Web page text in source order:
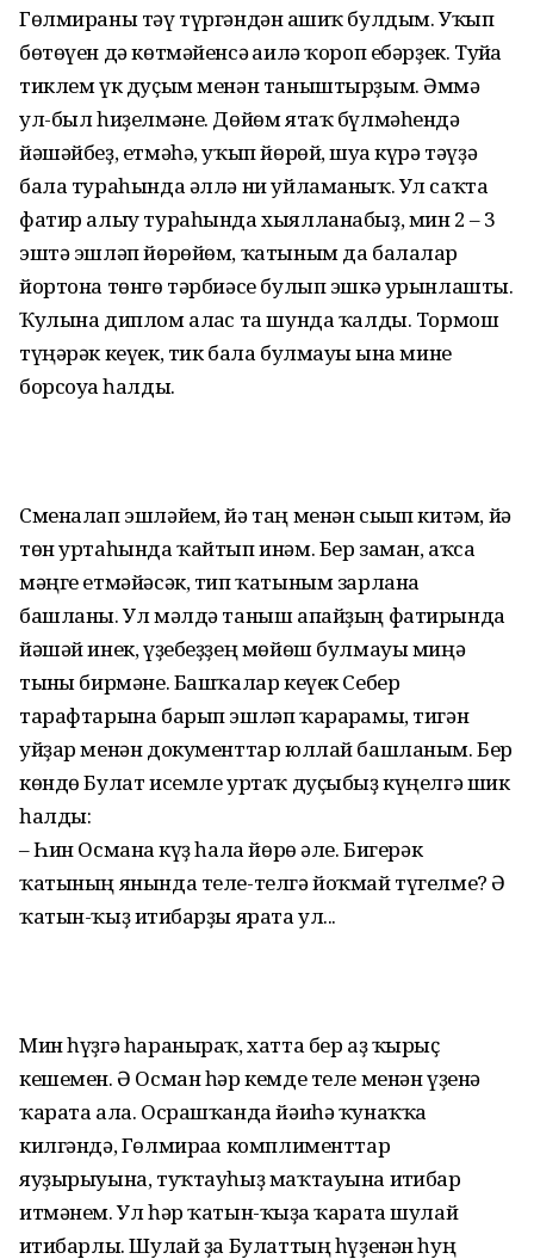
Гөлмираны тәү түргәндән ғашиҡ булдым. Уҡып
бөтөүен дә көтмәйенсә ғаилә ҡороп ебәрҙек. Туйға
тиклем үк дуҫым менән таныштырҙым. Әммә
ул-был һиҙелмәне. Дөйөм ятаҡ бүлмәһендә
йәшәйбеҙ, етмәһә, уҡып йөрөй, шуға күрә тәүҙә
бала тураһында әллә ни уйламаныҡ. Ул саҡта
фатир алыу тураһында хыялланабыҙ, мин 2 – 3
эштә эшләп йөрөйөм, ҡатыным да балалар
йортона төнгө тәрбиәсе булып эшкә урынлашты.
Ҡулына диплом алғас та шунда ҡалды. Тормош
түңәрәк кеүек, тик бала булмауы ғына мине
борсоуға һалды.
Сменалап эшләйем, йә таң менән сығып китәм, йә
төн уртаһында ҡайтып инәм. Бер заман, аҡса
мәңге етмәйәсәк, тип ҡатыным зарлана
башланы. Ул мәлдә таныш апайҙың фатирында
йәшәй инек, үҙебеҙҙең мөйөш булмауы миңә
тынғы бирмәне. Башҡалар кеүек Себер
тарафтарына барып эшләп ҡарарғамы, тигән
уйҙар менән документтар юллай башланым. Бер
көндө Булат исемле уртаҡ дуҫыбыҙ күңелгә шик
һалды:
– Һин Османға күҙ һала йөрө әле. Бигерәк
ҡатының янында теле-телгә йоҡмай түгелме? Ә
ҡатын-ҡыҙ иғтибарҙы ярата ул...
Мин һүҙгә һараныраҡ, хатта бер аҙ ҡырыҫ
кешемен. Ә Осман һәр кемде теле менән үҙенә
ҡарата ала. Осрашҡанда йәиһә ҡунаҡҡа
килгәндә, Гөлмираға комплименттар
яуҙырыуына, туҡтауһыҙ маҡтауына иғтибар
итмәнем. Ул һәр ҡатын-ҡыҙға ҡарата шулай
иғтибарлы. Шулай ҙа Булаттың һүҙенән һуң